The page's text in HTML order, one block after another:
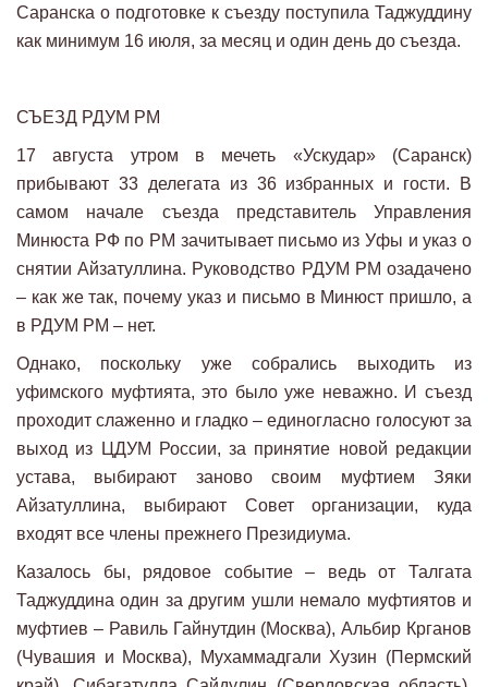
Саранска о подготовке к съезду поступила Таджуддину
как минимум 16 июля, за месяц и один день до съезда.
СЪЕЗД РДУМ РМ
17 августа утром в мечеть «Ускудар» (Саранск)
прибывают 33 делегата из 36 избранных и гости. В
самом начале съезда представитель Управления
Минюста РФ по РМ зачитывает письмо из Уфы и указ о
снятии Айзатуллина. Руководство РДУМ РМ озадачено
– как же так, почему указ и письмо в Минюст пришло, а
в РДУМ РМ – нет.
Однако, поскольку уже собрались выходить из
уфимского муфтията, это было уже неважно. И съезд
проходит слаженно и гладко – единогласно голосуют за
выход из ЦДУМ России, за принятие новой редакции
устава, выбирают заново своим муфтием Зяки
Айзатуллина, выбирают Совет организации, куда
входят все члены прежнего Президиума.
Казалось бы, рядовое событие – ведь от Талгата
Таджуддина один за другим ушли немало муфтиятов и
муфтиев – Равиль Гайнутдин (Москва), Альбир Крганов
(Чувашия и Москва), Мухаммадгали Хузин (Пермский